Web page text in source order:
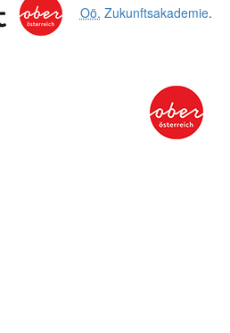
Oö. Zukunftsakademie.